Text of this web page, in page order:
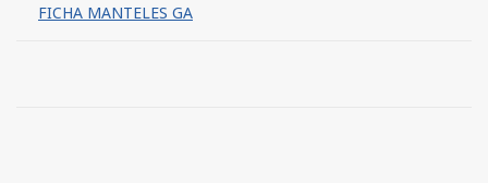
FICHA MANTELES GA